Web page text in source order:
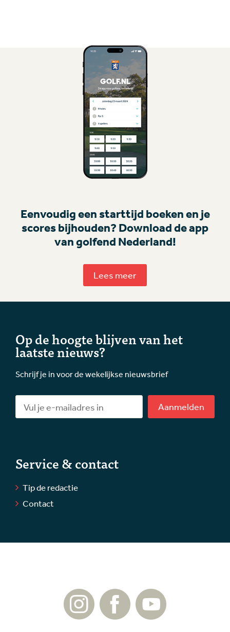
Eenvoudig een starttijd boeken en je
scores bijhouden? Download de app
van golfend Nederland!
Lees meer
Op de hoogte blijven van het
laatste nieuws?
Schrijf je in voor de wekelijkse nieuwsbrief
Aanmelden
Service & contact
Tip de redactie
Contact